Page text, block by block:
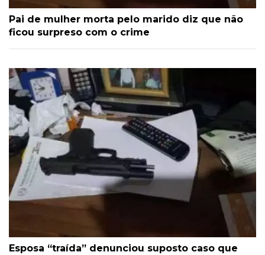
Pai de mulher morta pelo marido diz que não
ficou surpreso com o crime
Esposa “traída” denunciou suposto caso que